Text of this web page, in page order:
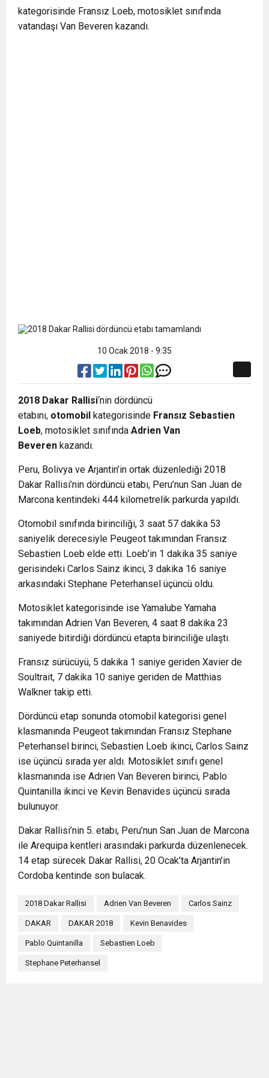
kategorisinde Fransız Loeb, motosiklet sınıfında
vatandaşı Van Beveren kazandı.
10 Ocak 2018 - 9:35
2018 Dakar Rallisi‘nin dördüncü
etabını, otomobil kategorisinde Fransız Sebastien
Loeb, motosiklet sınıfında Adrien Van
Beveren kazandı.
Peru, Bolivya ve Arjantin’in ortak düzenlediği 2018
Dakar Rallisi’nin dördüncü etabı, Peru’nun San Juan de
Marcona kentindeki 444 kilometrelik parkurda yapıldı.
Otomobil sınıfında birinciliği, 3 saat 57 dakika 53
saniyelik derecesiyle Peugeot takımından Fransız
Sebastien Loeb elde etti. Loeb’in 1 dakika 35 saniye
gerisindeki Carlos Sainz ikinci, 3 dakika 16 saniye
arkasındaki Stephane Peterhansel üçüncü oldu.
Motosiklet kategorisinde ise Yamalube Yamaha
takımından Adrien Van Beveren, 4 saat 8 dakika 23
saniyede bitirdiği dördüncü etapta birinciliğe ulaştı.
Fransız sürücüyü, 5 dakika 1 saniye geriden Xavier de
Soultrait, 7 dakika 10 saniye geriden de Matthias
Walkner takip etti.
Dördüncü etap sonunda otomobil kategorisi genel
klasmanında Peugeot takımından Fransız Stephane
Peterhansel birinci, Sebastien Loeb ikinci, Carlos Sainz
ise üçüncü sırada yer aldı. Motosiklet sınıfı genel
klasmanında ise Adrien Van Beveren birinci, Pablo
Quintanilla ikinci ve Kevin Benavides üçüncü sırada
bulunuyor.
Dakar Rallisi’nin 5. etabı, Peru’nun San Juan de Marcona
ile Arequipa kentleri arasındaki parkurda düzenlenecek.
14 etap sürecek Dakar Rallisi, 20 Ocak’ta Arjantin’in
Cordoba kentinde son bulacak.
2018 Dakar Rallisi Adrien Van Beveren Carlos Sainz
DAKAR DAKAR 2018 Kevin Benavides
Pablo Quintanilla Sebastien Loeb
Stephane Peterhansel